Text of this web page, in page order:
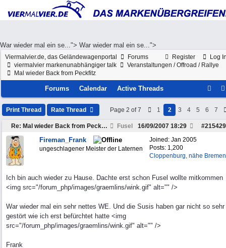
War wieder mal ein se..."> War wieder mal ein se...">
Register Log
Viermalvier.de, das Geländewagenportal
Forums
viermalvier markenunabhängiger talk
Veranstaltungen / Offroad / Rallye
Mal wieder Back from Peckfitz
Forums Calendar Active Threads
Print Thread Rate Thread Page 2 of 7 1 2 3 4 5 6 7
Re: Mal wieder Back from Peckfitz Fusel #215429
16/09/2007 18:29
Joined: Jan 2005
Posts: 1,200
Cloppenburg, nähe Bremen
Fireman_Frank
ungeschlagener Meister der Laternen
Ich bin auch wieder zu Hause. Dachte erst schon Fusel wollte mitkommen
<img src="/forum_php/images/graemlins/wink.gif" alt="" />
War wieder mal ein sehr nettes WE. Und die Susis haben gar nicht so sehr
gestört wie ich erst befürchtet hatte <img
src="/forum_php/images/graemlins/wink.gif" alt="" />
Frank